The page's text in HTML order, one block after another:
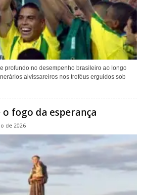
profundo no desempenho brasileiro ao longo
alvissareiros nos troféus erguidos sob
fogo da esperança
de 2026